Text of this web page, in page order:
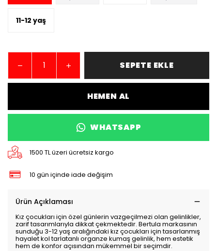
11-12 yaş
SEPETE EKLE
HEMEN AL
WHATSAPP
1500 TL üzeri ücretsiz kargo
10 gün içinde iade değişim
Ürün Açıklaması
Kız çocukları için özel günlerin vazgeçilmezi olan gelinlikler,
zarif tasarımlarıyla dikkat çekmektedir. Bertula markasının
sunduğu 3-12 yaş aralığındaki kız çocukları için tasarlanmış
hayalet kol tarlatanlı organze kumaş gelinlik, hem estetik
hem de konfor açısından mükemmel bir seçimdir.